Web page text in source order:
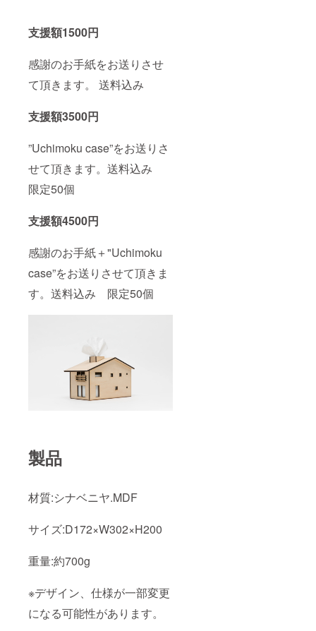
支援額1500円
感謝のお手紙をお送りさせ
て頂きます。 送料込み
支援額3500円
”Uchimoku case”をお送りさ
せて頂きます。送料込み
限定50個
支援額4500円
感謝のお手紙＋"Uchimoku
case”をお送りさせて頂きま
す。送料込み 限定50個
製品
材質:シナベニヤ.MDF
サイズ:D172×W302×H200
重量:約700g
※デザイン、仕様が一部変更
になる可能性があります。